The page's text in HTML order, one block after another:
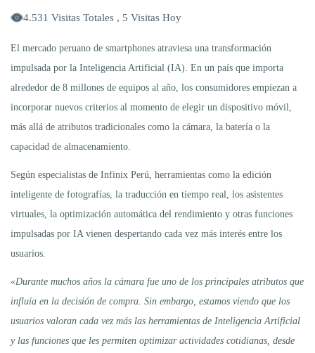
4.531 Visitas Totales , 5 Visitas Hoy
El mercado peruano de smartphones atraviesa una transformación
impulsada por la Inteligencia Artificial (IA). En un país que importa
alrededor de 8 millones de equipos al año, los consumidores empiezan a
incorporar nuevos criterios al momento de elegir un dispositivo móvil,
más allá de atributos tradicionales como la cámara, la batería o la
capacidad de almacenamiento.
Según especialistas de Infinix Perú, herramientas como la edición
inteligente de fotografías, la traducción en tiempo real, los asistentes
virtuales, la optimización automática del rendimiento y otras funciones
impulsadas por IA vienen despertando cada vez más interés entre los
usuarios.
«Durante muchos años la cámara fue uno de los principales atributos que
influía en la decisión de compra. Sin embargo, estamos viendo que los
usuarios valoran cada vez más las herramientas de Inteligencia Artificial
y las funciones que les permiten optimizar actividades cotidianas, desde